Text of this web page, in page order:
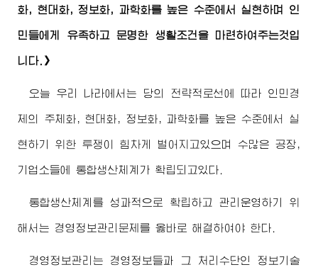
화, 현대화, 정보화, 과학화를 높은 수준에서 실현하며 인
민들에게 유족하고 문명한 생활조건을 마련하여주는것입
니다.》
오늘 우리 나라에서는 당의 전략적로선에 따라 인민경
제의 주체화, 현대화, 정보화, 과학화를 높은 수준에서 실
현하기 위한 투쟁이 힘차게 벌어지고있으며 수많은 공장,
기업소들에 통합생산체계가 확립되고있다.
통합생산체계를 성과적으로 확립하고 관리운영하기 위
해서는 경영정보관리문제를 옳바로 해결하여야 한다.
경영정보관리는 경영정보들과 그 처리수단인 정보기술